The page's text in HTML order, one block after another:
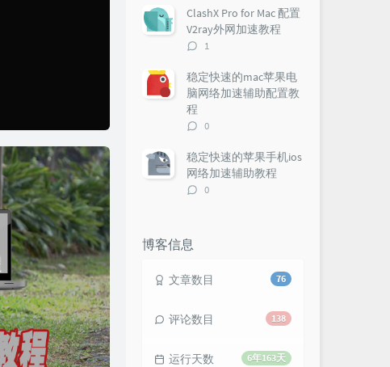
l
e
t
s
e
数：
ClashX Pro for Mac 配置
V2ray外网加速教程
评
数：
1
稳定快速的mac苹果电
脑网络加速辅助配置教
程
评
数：
0
稳定快速的苹果手机ios
网络加速辅助教程
评
0
博客信息
76
文章数目
138
评论数目
6年163天
运行天数